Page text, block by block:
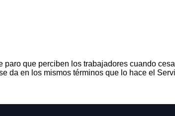
que perciben los trabajadores cuando
da en los mismos términos que lo hace el